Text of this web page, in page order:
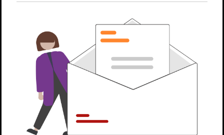
Der Halbjahresscheck im
Minijob: So melden Sie
schwankenden Verdienst